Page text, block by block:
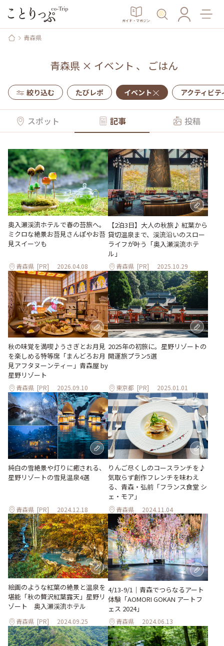
ガイド・マガジン
青森県
青森県 × イベント 、 ごはん
絞り込む たびレポ イベント アクティビテ
スポット 記事 投稿
奥入瀬渓流ホテルで春の苔旅へ。
ミクロな絶景お苔見さんぽやお苔
見スイーツも
青森県 [PR] 2026.04.08
【2泊3日】大人の秋旅♪ 紅葉から
貸切温泉まで、渓流沿いのスロー
ライフが叶う「奥入瀬渓流ホテ
ル」
青森県 [PR] 2025.10.29
秋の味覚を満喫♪うさぎとお月見
を楽しめる特等席「まんどろお月
見アフタヌーンティー」青森屋 by
星野リゾート
青森県 [PR] 2025.09.10
2025年の初旅に。星野リゾートの
開運旅プラン5選
東京都 [PR] 2025.01.01
純白の雪絶景や灯りに癒される、
星野リゾートの雪見温泉4選
青森県 [PR] 2024.12.18
りんご尽くしのコースランチを♪
気取らず創作フレンチを味わえ
る、青森・弘前「フランス食堂 シ
ェ・モア」
青森県 2024.11.04
絵画のような紅葉の絶景と温泉を
堪能「秋の贅沢紅葉露天」星野リ
ゾート 奥入瀬渓流ホテル
青森県 [PR] 2024.09.25
4/13-9/1｜青森でつらなるアート
体験「AOMORI GOKAN アートフ
ェス 2024」
青森県 2024.06.13